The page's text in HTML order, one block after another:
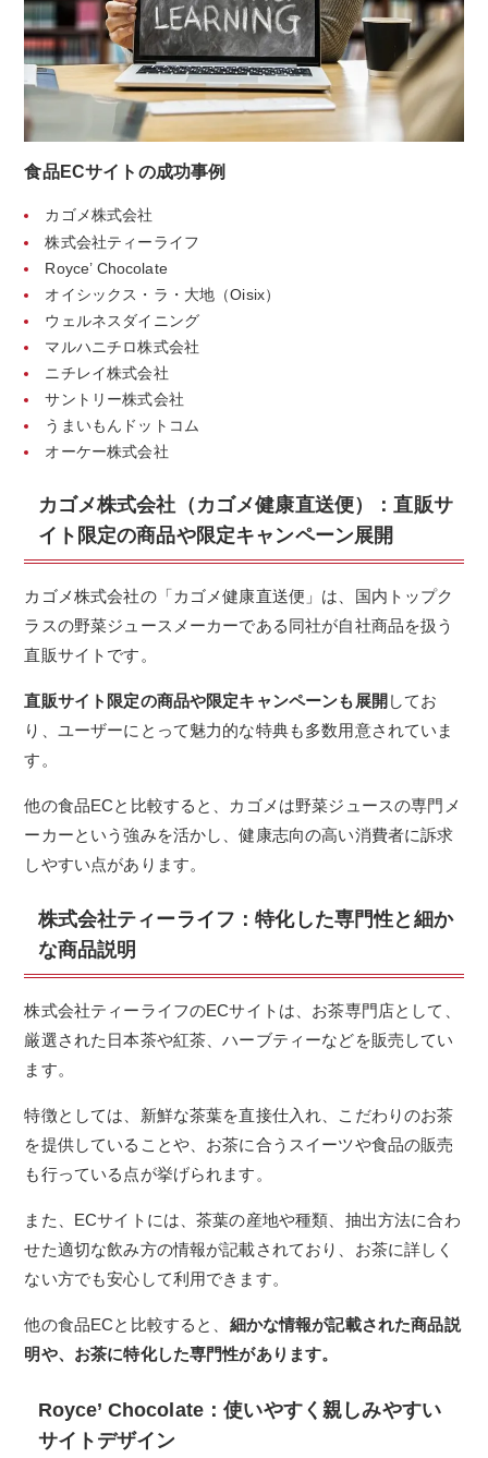
食品ECサイトの成功事例
カゴメ株式会社
株式会社ティーライフ
Royce’ Chocolate
オイシックス・ラ・大地（Oisix）
ウェルネスダイニング
マルハニチロ株式会社
ニチレイ株式会社
サントリー株式会社
うまいもんドットコム
オーケー株式会社
カゴメ株式会社（カゴメ健康直送便）：直販サ
イト限定の商品や限定キャンペーン展開
カゴメ株式会社の「カゴメ健康直送便」は、国内トップク
ラスの野菜ジュースメーカーである同社が自社商品を扱う
直販サイトです。
直販サイト限定の商品や限定キャンペーンも展開 してお
り、ユーザーにとって魅力的な特典も多数用意されていま
す。
他の食品ECと比較すると、カゴメは野菜ジュースの専門メ
ーカーという強みを活かし、健康志向の高い消費者に訴求
しやすい点があります。
株式会社ティーライフ：特化した専門性と細か
な商品説明
株式会社ティーライフのECサイトは、お茶専門店として、
厳選された日本茶や紅茶、ハーブティーなどを販売してい
ます。
特徴としては、新鮮な茶葉を直接仕入れ、こだわりのお茶
を提供していることや、お茶に合うスイーツや食品の販売
も行っている点が挙げられます。
また、ECサイトには、茶葉の産地や種類、抽出方法に合わ
せた適切な飲み方の情報が記載されており、お茶に詳しく
ない方でも安心して利用できます。
他の食品ECと比較すると、 細かな情報が記載された商品説
明や、お茶に特化した専門性があります。
Royce’ Chocolate：使いやすく親しみやすい
サイトデザイン